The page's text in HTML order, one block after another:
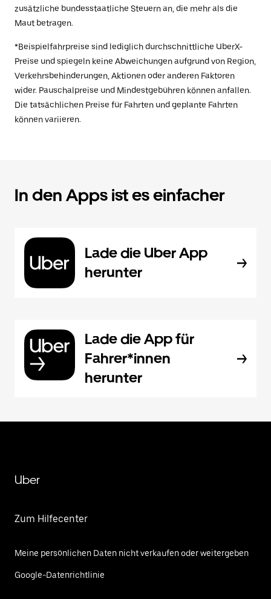
zusätzliche bundesstaatliche Steuern an, die mehr als die
Maut betragen.
*Beispielfahrpreise sind lediglich durchschnittliche UberX-
Preise und spiegeln keine Abweichungen aufgrund von Region,
Verkehrsbehinderungen, Aktionen oder anderen Faktoren
wider. Pauschalpreise und Mindestgebühren können anfallen.
Die tatsächlichen Preise für Fahrten und geplante Fahrten
können variieren.
In den Apps ist es einfacher
Lade die Uber App
herunter
Lade die App für
Fahrer*innen
herunter
Uber
Zum Hilfecenter
Meine persönlichen Daten nicht verkaufen oder weitergeben
Google-Datenrichtlinie